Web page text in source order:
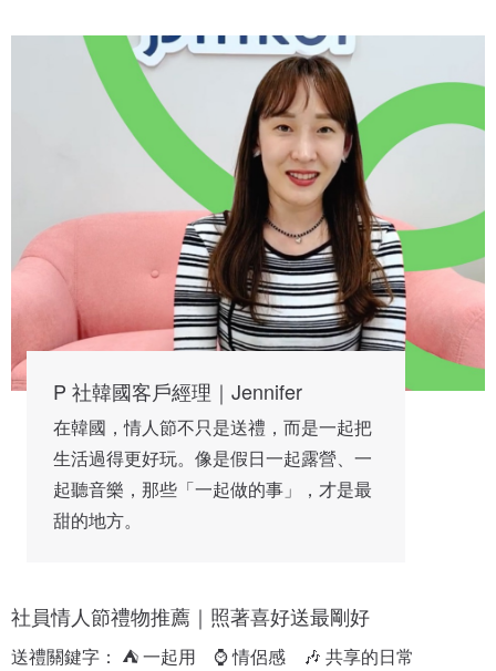
P 社韓國客戶經理｜Jennifer
在韓國，情人節不只是送禮，而是一起把
生活過得更好玩。像是假日一起露營、一
起聽音樂，那些「一起做的事」，才是最
甜的地方。
社員情人節禮物推薦｜照著喜好送最剛好
送禮關鍵字： ⛺ 一起用　⌚ 情侶感　🎶 共享的日常